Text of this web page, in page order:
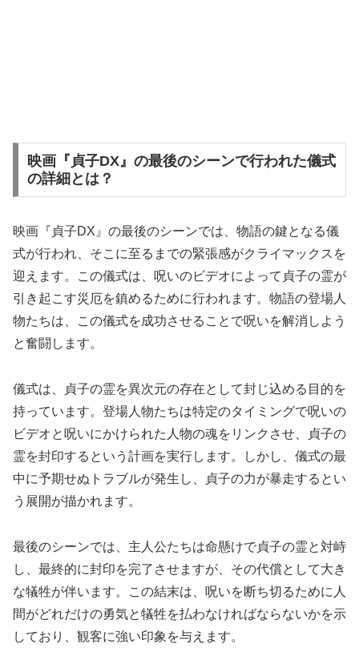
映画『貞子DX』の最後のシーンで行われた儀式
の詳細とは？
映画『貞子DX』の最後のシーンでは、物語の鍵となる儀
式が行われ、そこに至るまでの緊張感がクライマックスを
迎えます。この儀式は、呪いのビデオによって貞子の霊が
引き起こす災厄を鎮めるために行われます。物語の登場人
物たちは、この儀式を成功させることで呪いを解消しよう
と奮闘します。
儀式は、貞子の霊を異次元の存在として封じ込める目的を
持っています。登場人物たちは特定のタイミングで呪いの
ビデオと呪いにかけられた人物の魂をリンクさせ、貞子の
霊を封印するという計画を実行します。しかし、儀式の最
中に予期せぬトラブルが発生し、貞子の力が暴走するとい
う展開が描かれます。
最後のシーンでは、主人公たちは命懸けで貞子の霊と対峙
し、最終的に封印を完了させますが、その代償として大き
な犠牲が伴います。この結末は、呪いを断ち切るために人
間がどれだけの勇気と犠牲を払わなければならないかを示
しており、観客に強い印象を与えます。